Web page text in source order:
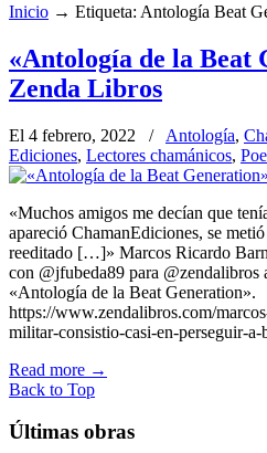
Inicio → Etiqueta: Antología Beat
«Antología de la Beat
Zenda Libros
El 4 febrero, 2022 / Antología,
Ediciones, Lectores chamánicos,
«Muchos amigos me decían que
apareció ChamanEdiciones, se
reeditado […]» Marcos Ricardo
con @jfubeda89 para
«Antología de la Beat Generation».
https://www.zendalibros.com/
militar-consistio-casi-en-perseguir-a-
Read more →
Back to Top
Últimas obras